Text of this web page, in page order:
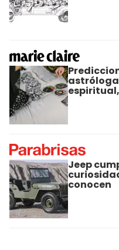
astróloga
Jeep
conocen